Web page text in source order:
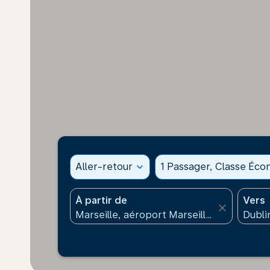
Aller-retour expand_more 1 Passager, Classe
À partir de
close
Vers